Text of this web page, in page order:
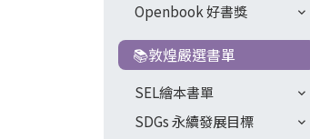
Openbook 好書獎
📚敦煌嚴選書單
SEL繪本書單
SDGs 永續發展目標